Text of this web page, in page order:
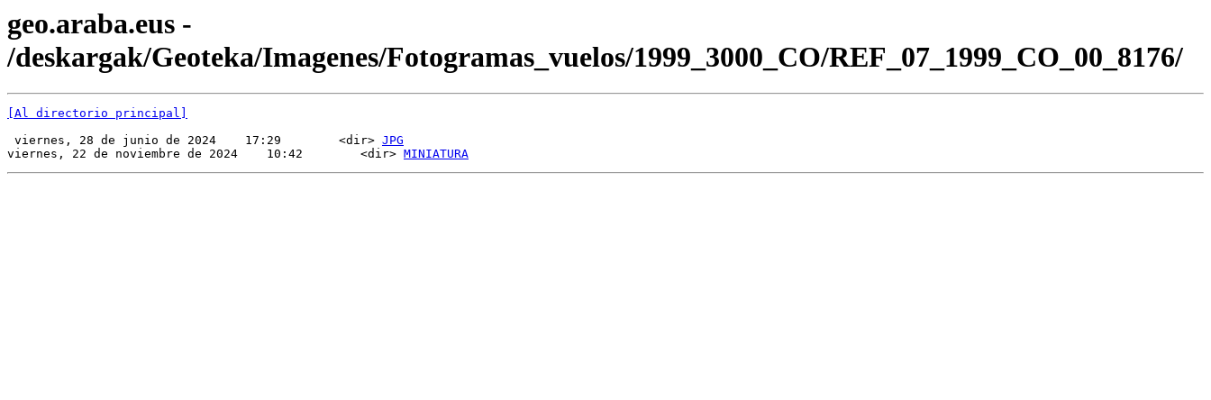
geo.araba.eus -
/deskargak/Geoteka/Imagenes/Fotogramas_vuelos/1999_3000_CO/REF_07_1999_CO_00_8176/
[Al directorio principal]
viernes, 28 de junio de 2024    17:29        <dir> JPG
viernes, 22 de noviembre de 2024    10:42        <dir> MINIATURA